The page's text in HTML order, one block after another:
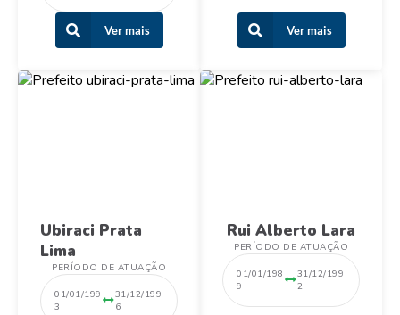
Ver mais Ver mais
Ubiraci Prata
Lima
PERÍODO DE ATUAÇÃO
01/01/199
3
31/12/199
6
Rui Alberto Lara
PERÍODO DE ATUAÇÃO
01/01/198
9
31/12/199
2